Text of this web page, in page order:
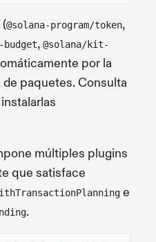
@solana-program/token,
budget, @solana/kit-
por la
paquetes. Consulta
múltiples plugins
que satisface
e
.